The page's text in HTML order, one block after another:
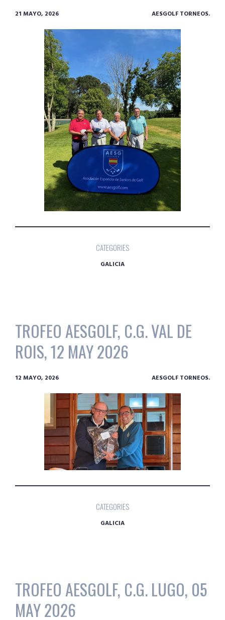
21 MAYO, 2026 AESGOLF TORNEOS.
CATEGORIES
GALICIA
TROFEO AESGOLF, C.G. VAL DE
ROIS, 12 MAY 2026
12 MAYO, 2026 AESGOLF TORNEOS.
CATEGORIES
GALICIA
TROFEO AESGOLF, C.G. LUGO, 05
MAY 2026